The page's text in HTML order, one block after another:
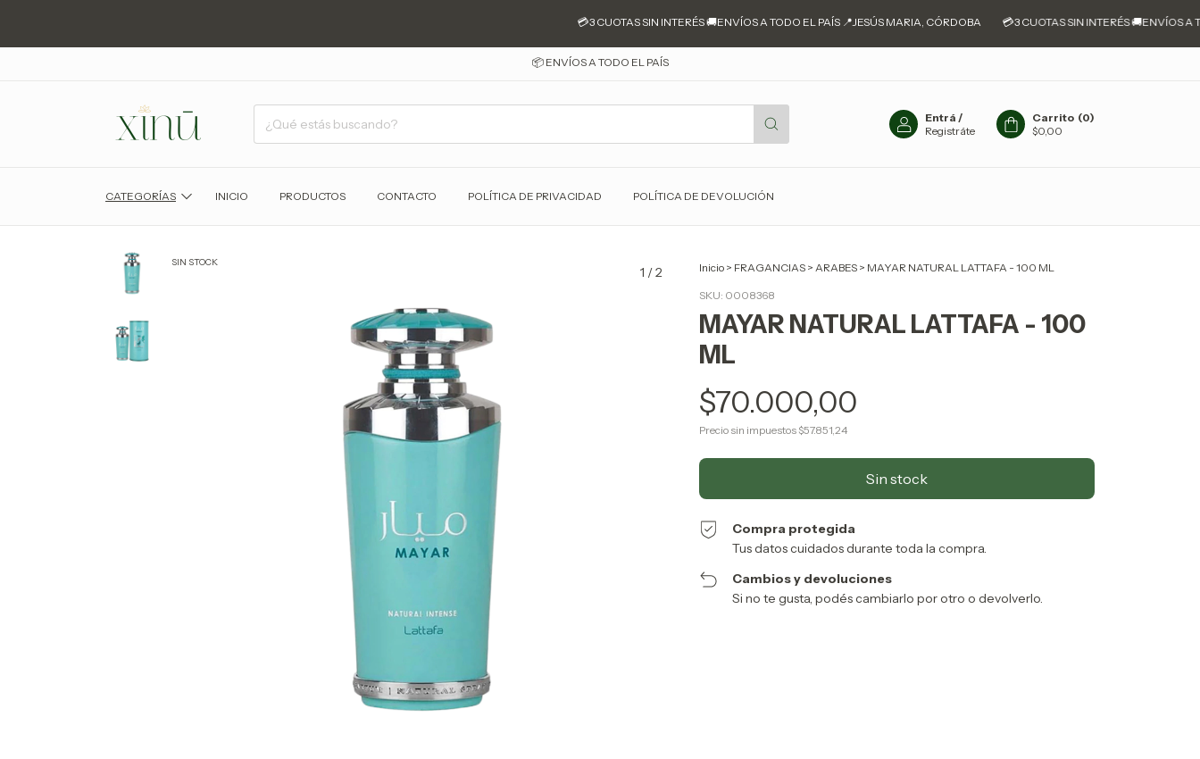
💳3 CUOTAS SIN INTERÉS 🚚ENVÍOS A TODO EL PAÍS 📍JESÚS MARIA, CÓRDOBA 💳3 CUOTAS SIN INTERÉS 🚚ENVÍOS A
📦 ENVÍOS A TODO EL PAÍS
Entrá /
Registráte
Carrito (0)
$0,00
CATEGORÍAS INICIO PRODUCTOS CONTACTO POLÍTICA DE PRIVACIDAD POLÍTICA DE DEVOLUCIÓN
SIN STOCK
1 /2 Inicio > FRAGANCIAS > ARABES > MAYAR NATURAL LATTAFA - 100 ML
SKU: 0008368
MAYAR NATURAL LATTAFA - 100
ML
$70.000,00
Precio sin impuestos $57.851,24
Compra protegida
Tus datos cuidados durante toda la compra.
Cambios y devoluciones
Si no te gusta, podés cambiarlo por otro o devolverlo.